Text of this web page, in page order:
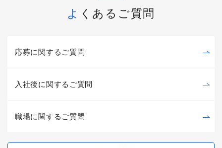
よくあるご質問
応募に関するご質問
入社後に関するご質問
職場に関するご質問